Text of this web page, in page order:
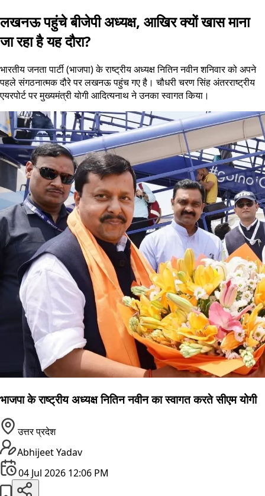
लखनऊ पहुंचे बीजेपी अध्यक्ष, आखिर क्यों खास माना
जा रहा है यह दौरा?
भारतीय जनता पार्टी (भाजपा) के राष्ट्रीय अध्यक्ष नितिन नवीन शनिवार को अपने
पहले संगठनात्मक दौरे पर लखनऊ पहुंच गए है। चौधरी चरण सिंह अंतरराष्ट्रीय
एयरपोर्ट पर मुख्यमंत्री योगी आदित्यनाथ ने उनका स्वागत किया।
भाजपा के राष्ट्रीय अध्यक्ष नितिन नवीन का स्वागत करते सीएम योगी
उत्तर प्रदेश
Abhijeet Yadav
04 Jul 2026 12:06 PM